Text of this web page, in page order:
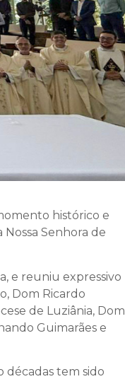
histórico e
Senhora de
e reuniu expressivo
Dom Ricardo
de Luziânia, Dom
Guimarães e
décadas tem sido